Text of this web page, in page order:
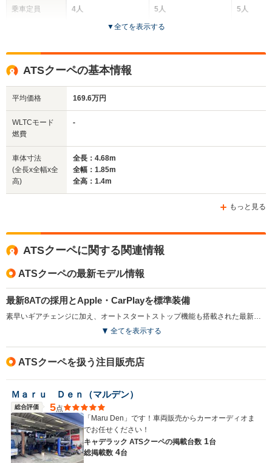
乗車定員
サイズ
(全長x全幅x全高)
WLTCモード
燃費
排気量
駆動方式
4人
全高
1.42m
3564～6156cc
FR
5人
4ドア
1998～3564cc
FR
5人
3564～
FF、4WD
▼全てを表示する
ATSクーペの基本情報
平均価格 169.6万円
WLTCモード
燃費
-
車体寸法
(全長x全幅x全
高)
全長：4.68m
全幅：1.85m
全高：1.4m
もっと見る
ATSクーペに関する関連情報
ATSクーペの最新モデル情報
最新8ATの採用とApple・CarPlayを標準装備
素早いギアチェンジに加え、オートスタートストップ機能も搭載された最新式の8速ATが搭載された。また、車内の画面でiPhoneの対応アプリを直接表示できる、Apple・CarPlayが標準装備された。Siriにより電話、音楽、メッセージなどのiPhone機能を操作することができる（2016.1）
全てを表示する
ATSクーペを扱う注目販売店
Ｍａｒｕ Ｄｅｎ（マルデン）
総合評価 5点
「Maru Den」です！車両販売からカーオーディオま
でお任せください！
キャデラック ATSクーペの掲載台数 1台
総掲載数 4台